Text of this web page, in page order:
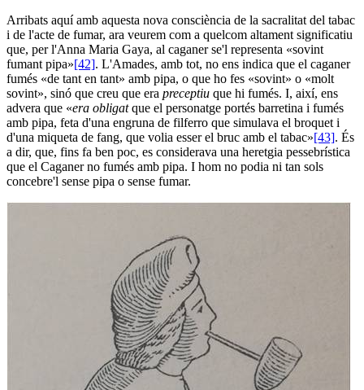
Arribats aquí amb aquesta nova consciència de la sacralitat del tabac
i de l'acte de fumar, ara veurem com a quelcom altament significatiu
que, per l'Anna Maria Gaya, al caganer se'l representa «sovint
fumant pipa»[42]. L'Amades, amb tot, no ens indica que el caganer
fumés «de tant en tant» amb pipa, o que ho fes «sovint» o «molt
sovint», sinó que creu que era preceptiu que hi fumés. I, així, ens
advera que «era obligatque el personatge portés barretina i fumés
amb pipa, feta d'una engruna de filferro que simulava el broquet i
d'una miqueta de fang, que volia esser el bruc amb el tabac»[43]. És
a dir, que, fins fa ben poc, es considerava una heretgia pessebrística
que el Caganer no fumés amb pipa. I hom no podia ni tan sols
concebre'l sense pipa o sense fumar.